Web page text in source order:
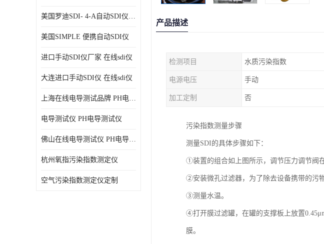
美国罗迪SDI- 4-A自动SDI仪在线分析仪污染指数仪
美国SIMPLE 便携自动SDI仪
进口手动SDI仪厂家 在线sdi仪
大连进口手动SDI仪 在线sdi仪
上海在线电导测试品牌 PH电导测试仪
电导测试仪 PH电导测试仪
佛山在线电导测试仪 PH电导测试仪
杭州氧指污染指数测定仪
空气污染指数测定仪定制
产品描述
检测项目 水质污染指数
电源电压 手动
加工定制 否
污染指数测量步骤
测量SDI的具体步骤如下：
①装置的组合如上图所示，调节压力调节阀在
②安装微孔过滤器，为了除去设备携带的污
③测量水温。
④打开膜过滤罐，在罐的支撑板上放置
膜。